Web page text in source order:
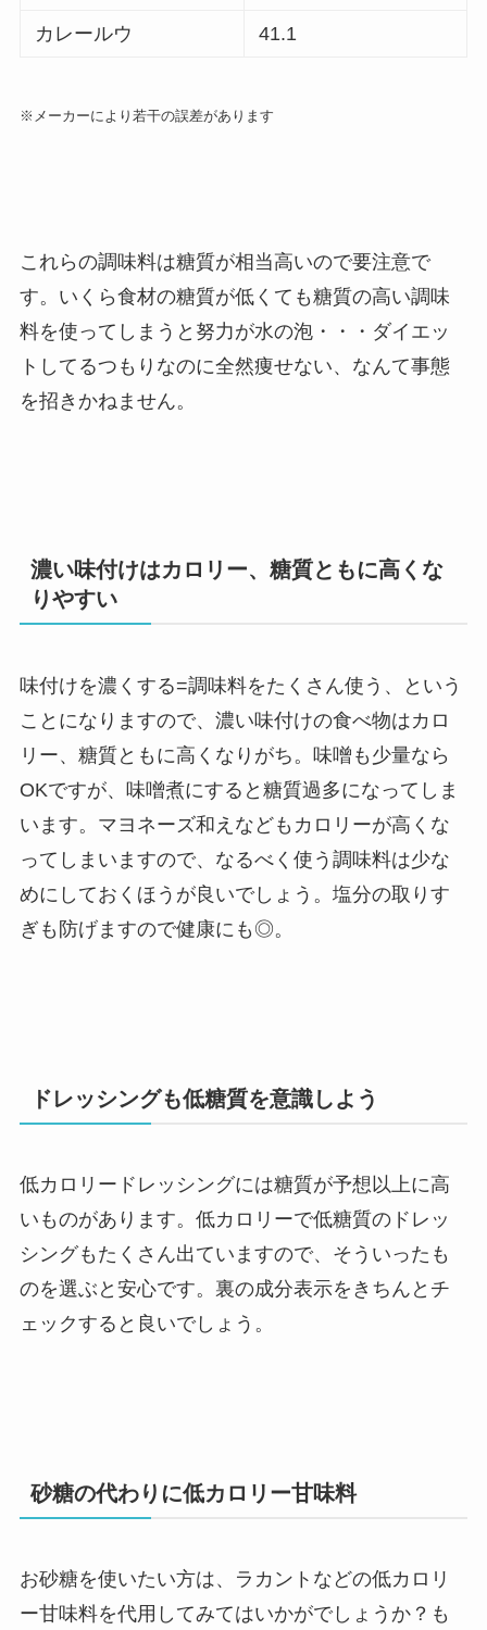
カレールウ 41.1
※メーカーにより若干の誤差があります
これらの調味料は糖質が相当高いので要注意で
す。いくら食材の糖質が低くても糖質の高い調味
料を使ってしまうと努力が水の泡・・・ダイエッ
トしてるつもりなのに全然痩せない、なんて事態
を招きかねません。
濃い味付けはカロリー、糖質ともに高くな
りやすい
味付けを濃くする=調味料をたくさん使う、という
ことになりますので、濃い味付けの食べ物はカロ
リー、糖質ともに高くなりがち。味噌も少量なら
OKですが、味噌煮にすると糖質過多になってしま
います。マヨネーズ和えなどもカロリーが高くな
ってしまいますので、なるべく使う調味料は少な
めにしておくほうが良いでしょう。塩分の取りす
ぎも防げますので健康にも◎。
ドレッシングも低糖質を意識しよう
低カロリードレッシングには糖質が予想以上に高
いものがあります。低カロリーで低糖質のドレッ
シングもたくさん出ていますので、そういったも
のを選ぶと安心です。裏の成分表示をきちんとチ
ェックすると良いでしょう。
砂糖の代わりに低カロリー甘味料
お砂糖を使いたい方は、ラカントなどの低カロリ
ー甘味料を代用してみてはいかがでしょうか？も